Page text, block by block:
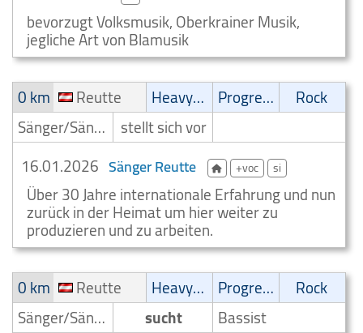
bevorzugt Volksmusik, Oberkrainer Musik,
jegliche Art von Blamusik
0 km
Reutte Heavy-Metal Progressive
Rock
Sänger/Sängerin stellt sich vor
16.01.2026 Sänger Reutte +voc si
Über 30 Jahre internationale Erfahrung und nun
zurück in der Heimat um hier weiter zu
produzieren und zu arbeiten.
0 km
Reutte Heavy-Metal Progressive
Rock
Sänger/Sängerin
sucht
Bassist